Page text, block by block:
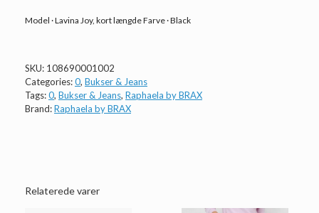
Model · Lavina Joy, kort længde Farve · Black
SKU: 108690001002
Categories:0, Bukser & Jeans
Tags:0, Bukser & Jeans, Raphaela by BRAX
Brand:Raphaela by BRAX
Relaterede varer